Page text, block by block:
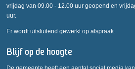
vrijdag van 09.00 - 12.00 uur geopend en
uur.
Er wordt uitsluitend gewerkt op afspraak.
Blijf op de hoogte